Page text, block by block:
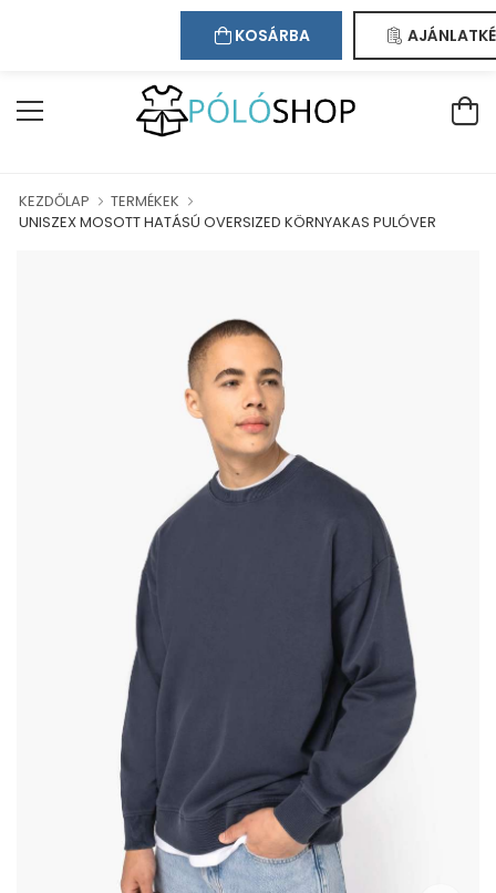
ÜDVÖZÖLJÜK WEBÁRUHÁZUNKBAN!
Kapcsolat Regisztráció
KEZDŐLAP
TERMÉKEK
UNISZEX MOSOTT HATÁSÚ OVERSIZED KÖRNYAKAS PULÓVER
KOSÁRBA